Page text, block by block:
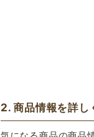
2. 商品情報を詳し